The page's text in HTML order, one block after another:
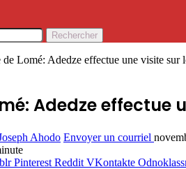
Rechercher
de Lomé: Adedze effectue une visite sur
Adedze effectue
Ahodo Envoyer un courriel
Pinterest Reddit VKontakte